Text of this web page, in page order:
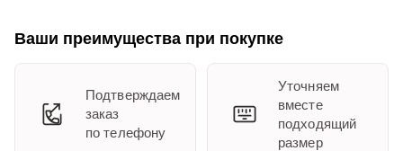
Ваши преимущества при покупке
Подтверждаем
заказ
по телефону
Уточняем
вместе
подходящий
размер